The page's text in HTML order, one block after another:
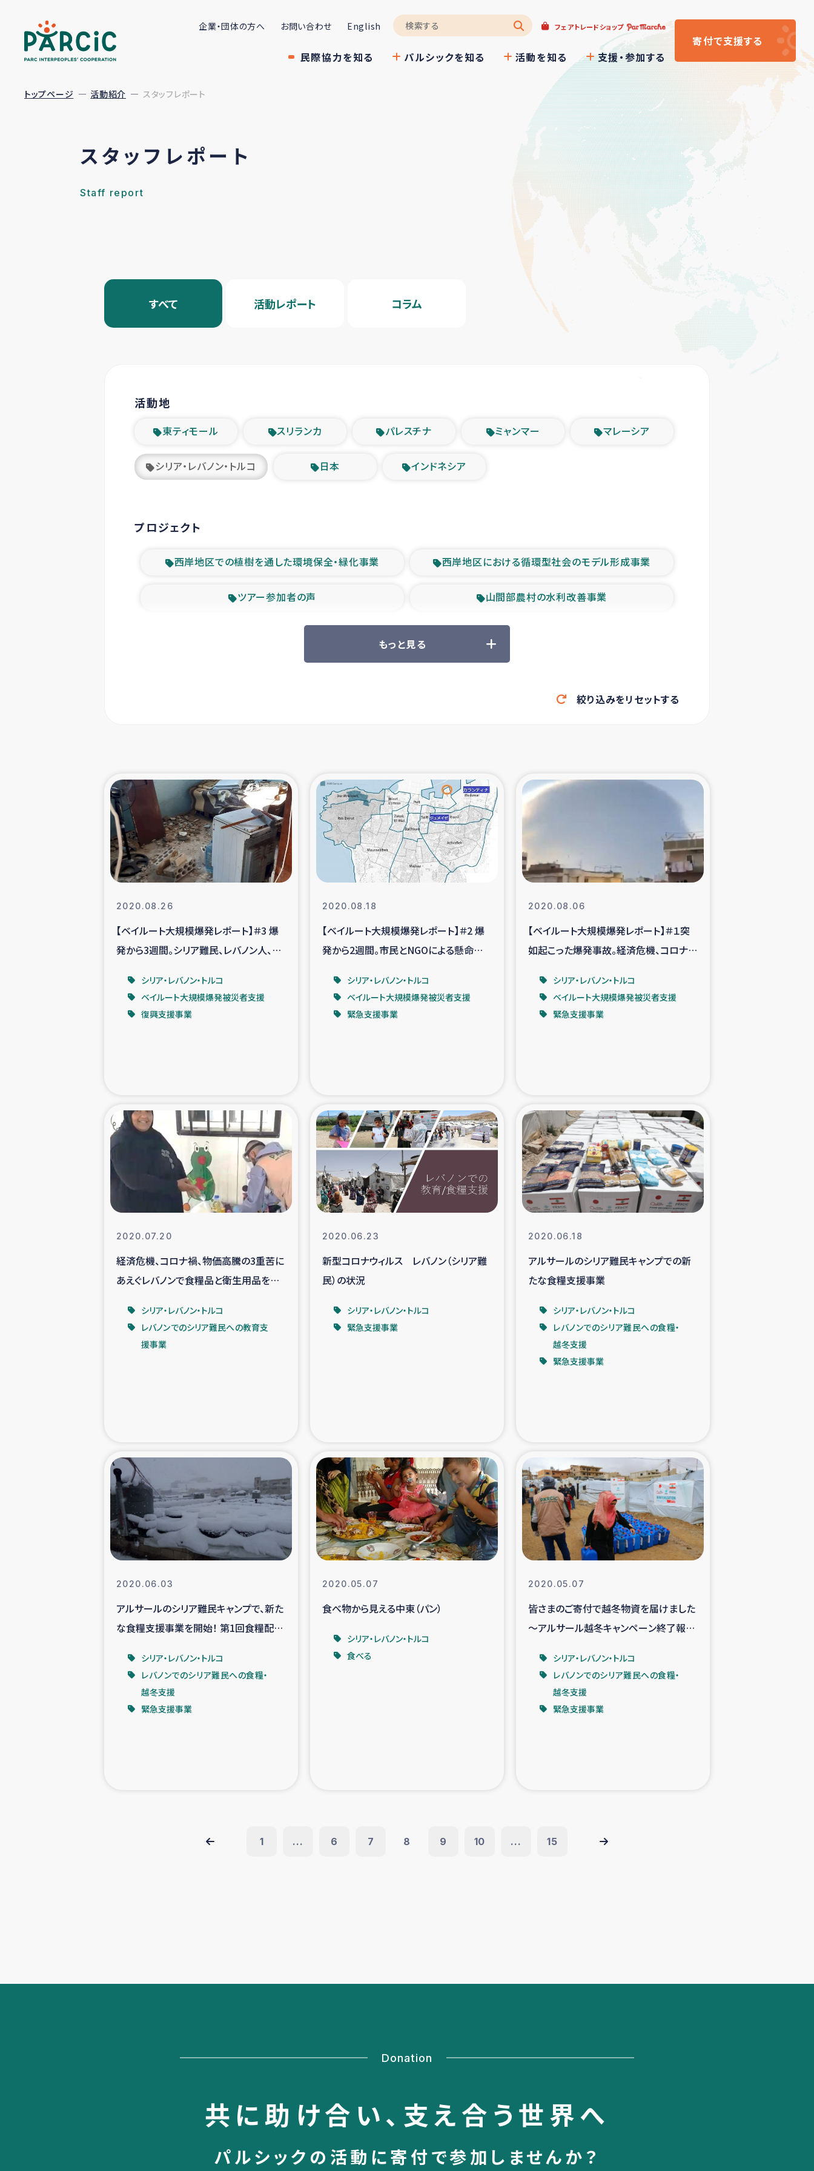
企業・団体の方へ お問い合わせ English フェアトレードショップ
民際協力を知る パルシックを知る 活動を知る 支援・参加する
寄付で支援する
トップページ 活動紹介 スタッフレポート
スタッフレポート
Staff report
すべて 活動レポート コラム
活動地
東ティモール スリランカ パレスチナ ミャンマー マレーシア
シリア・レバノン・トルコ 日本 インドネシア
プロジェクト
西岸地区での植樹を通した環境保全・緑化事業 西岸地区における循環型社会のモデル形成事業
ツアー参加者の声 山間部農村の水利改善事業
緊急救援の時代 森林保全型農業の支援事業
東ティモール豪雨緊急支援 大雨による洪水被災者支援
シリア国内避難民・帰還民の生活再建支援
スリランカ 緊急人道支援 スリランカ南部洪水被災者支援
スリランカの南北女性をつなぐサリー・リサイクル・プロジ
ェクト
ガザ人道支援 令和6年能登半島地震 緊急支援
タイ国境ミャンマー移民子ども支援 漁民によるマングローブ植林活動
海外ルーツの市民との共生 神原ゼミxパルシック
石巻市街地在宅被災者支援 復興応援隊の活動
仮設住宅生活支援・農業復興支援 漁業復興支援
インターン・ボランティア日誌 経済自立支援事業
ガザ地区における羊の畜産支援 ガザ地区での公園の緑化を通じた支援事業
ガザ地区における被災住民への緊急支援 ガザ地区酪農を通した女性グループの生計支援
フェアトレード事業
トルコ・シリア地震被災者支援 デニヤヤ小規模紅茶農家支援
コーヒー生産者支援 アイナロ県マウベシ郡でのコーヒー畑改善事業
ベイルート大規模爆発被災者支援 女性の生計向上支援
アグロフォレストリー（カカオ）事業
もっと見る
絞り込みをリセットする
2020.08.26
【ベイルート大規模爆発レポート】＃3 爆
発から3週間。シリア難民、レバノン人、人
シリア・レバノン・トルコ
ベイルート大規模爆発被災者支援
復興支援事業
2020.08.18
【ベイルート大規模爆発レポート】＃2 爆
発から2週間。市民とNGOによる懸命な
シリア・レバノン・トルコ
ベイルート大規模爆発被災者支援
緊急支援事業
2020.08.06
【ベイルート大規模爆発レポート】＃１突
如起こった爆発事故。経済危機、コロナ、
シリア・レバノン・トルコ
ベイルート大規模爆発被災者支援
緊急支援事業
2020.07.20
経済危機、コロナ禍、物価高騰の3重苦に
あえぐレバノンで食糧品と衛生用品を配
シリア・レバノン・トルコ
レバノンでのシリア難民への教育支
援事業
2020.06.23
新型コロナウィルス レバノン（シリア難
民）の状況
シリア・レバノン・トルコ
緊急支援事業
2020.06.18
アルサールのシリア難民キャンプでの新
たな食糧支援事業
シリア・レバノン・トルコ
レバノンでのシリア難民への食糧・
越冬支援
緊急支援事業
2020.06.03
アルサールのシリア難民キャンプで、新た
な食糧支援事業を開始！ 第1回食糧配布
シリア・レバノン・トルコ
レバノンでのシリア難民への食糧・
越冬支援
緊急支援事業
2020.05.07
食べ物から見える中東（パン）
シリア・レバノン・トルコ
食べる
2020.05.07
皆さまのご寄付で越冬物資を届けました
～アルサール越冬キャンペーン終了報告
シリア・レバノン・トルコ
レバノンでのシリア難民への食糧・
越冬支援
緊急支援事業
1 ... 6 7 8 9 10 ... 15
Donation
共に助け合い、 支え合う世界へ
パルシックの活動に寄付で参加しませんか？